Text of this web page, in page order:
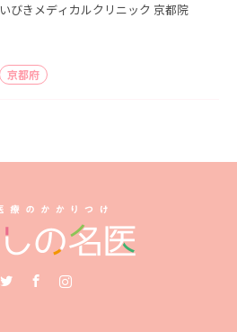
いびきメディカルクリニック 京都院
京都府